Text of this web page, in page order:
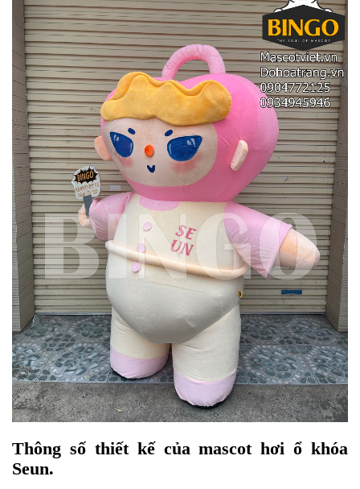
Thông số thiết kế của mascot hơi ổ khóa
Seun.